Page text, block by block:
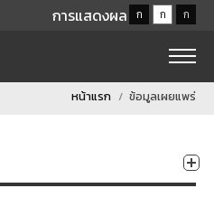
การแสดงผล ก ก ก
หน้าแรก ข้อมูลเผยแพร่